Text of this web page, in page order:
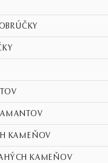
KAMEŇOV
KAMEŇOV